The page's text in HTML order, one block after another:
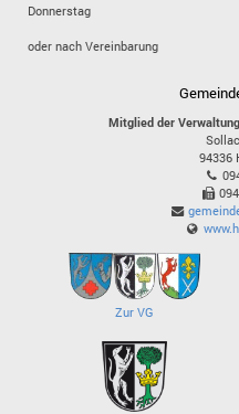
Donnerstag
oder nach Vereinbarung
Mitglied der
94336
Zur VG